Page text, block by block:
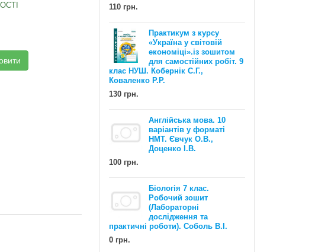
110 грн.
Практикум з курсу
«Україна у світовій
економіці».із зошитом
для самостійних робіт. 9
клас НУШ. Кобернік С.Г.,
Коваленко Р.Р.
130 грн.
Англійська мова. 10
варіантів у форматі
НМТ. Євчук О.В.,
Доценко І.В.
100 грн.
Біологія 7 клас.
Робочий зошит
(Лабораторні
дослідження та
практичні роботи). Соболь В.І.
0 грн.
EXAM WORKOUT Англійська мова.
Комплексна підготовка до ЗНО та
ДПА. Рівні В1 та В2. Євчук О.В.,
Доценко І.В.